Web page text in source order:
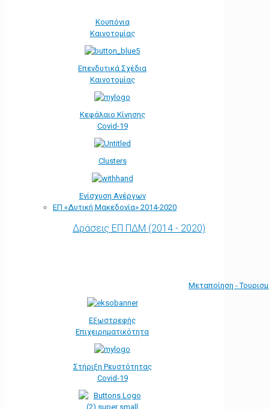
Κουπόνια
Καινοτομίας
Επενδυτικά Σχέδια
Καινοτομίας
Κεφάλαιο Κίνησης
Covid-19
Clusters
Ενίσχυση Ανέργων
ΕΠ «Δυτική Μακεδονία» 2014-2020
Δράσεις ΕΠ ΠΔΜ (2014 - 2020)
Μεταποίηση -
Εξωστρεφής
Επιχειρηματικότητα
Στήριξη Ρευστότητας
Covid-19